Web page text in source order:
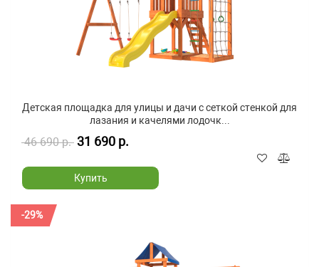
Детская площадка для улицы и дачи с сеткой стенкой для
лазания и качелями лодочк...
46 690 р. 31 690 р.
Купить
-29%